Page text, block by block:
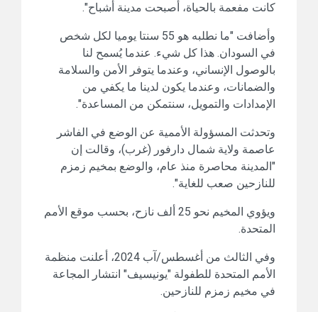
كانت مفعمة بالحياة، أصبحت مدينة أشباح".
وأضافت "ما نطلبه هو 55 سنتا يوميا لكل شخص
في السودان. هذا كل شيء. عندما يُسمح لنا
بالوصول الإنساني، وعندما يتوفر الأمن والسلامة
والضمانات، وعندما يكون لدينا ما يكفي من
الإمدادات والتمويل، سنتمكن من المساعدة".
وتحدثت المسؤولة الأممية عن الوضع في الفاشر
عاصمة ولاية شمال دارفور (غرب)، وقالت إن
"المدينة محاصرة منذ عام، والوضع بمخيم زمزم
للنازحين صعب للغاية".
ويؤوي المخيم نحو 25 ألف نازح، بحسب موقع الأمم
المتحدة.
وفي الثالث من أغسطس/آب 2024، أعلنت منظمة
الأمم المتحدة للطفولة "يونيسيف" انتشار المجاعة
في مخيم زمزم للنازحين.